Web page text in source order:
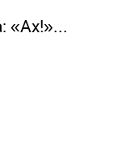
«Ах!»...